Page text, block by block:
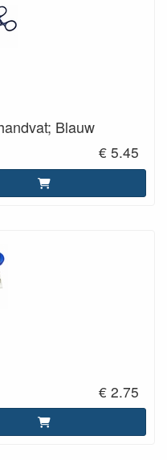
Blauw
€ 5.45
€ 2.75